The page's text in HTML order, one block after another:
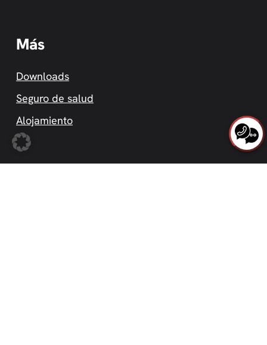
Más
Downloads
Seguro de salud
Alojamiento